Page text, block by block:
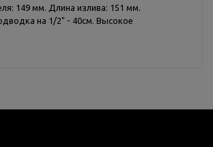
149 мм. Длина излива: 151 мм.
на 1/2" - 40см. Высокое